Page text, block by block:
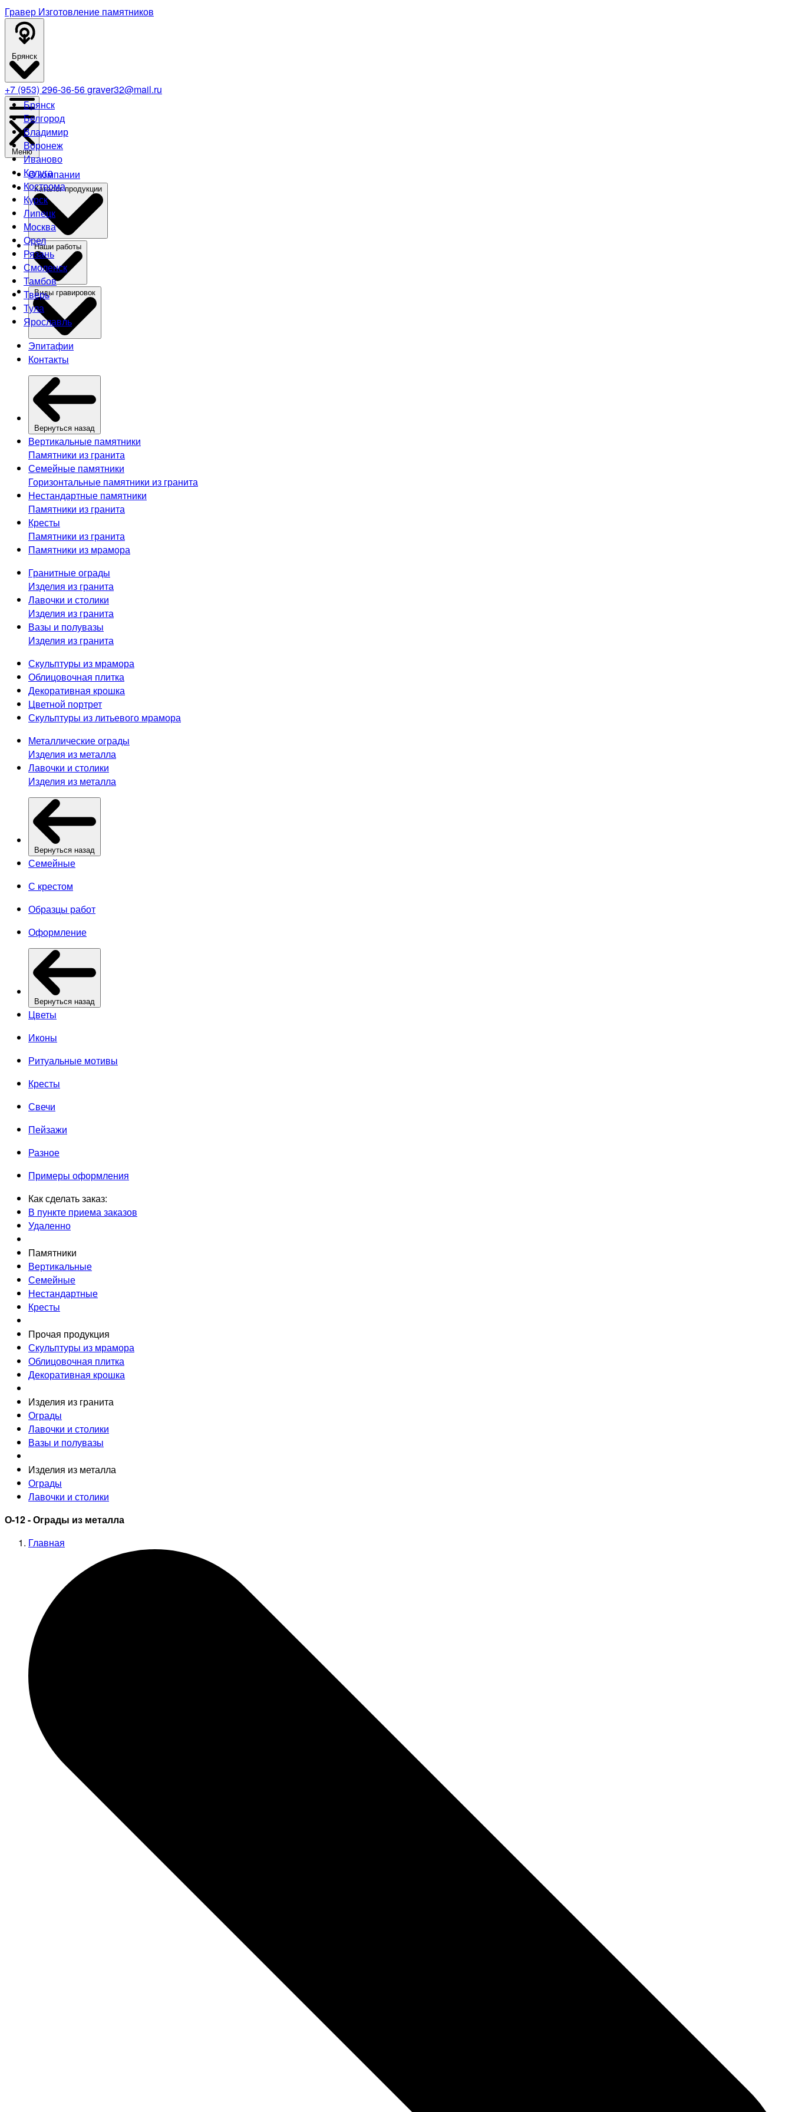
Гравер Изготовление памятников
Брянск
Брянск
Белгород
Владимир
Воронеж
Иваново
Калуга
Кострома
Курск
Липецк
Москва
Орел
Рязань
Смоленск
Тамбов
Тверь
Тула
Ярославль
+7 (953) 296-36-56graver32@mail.ru
Меню
О компании
Эпитафии
Контакты
Вернуться назад
Вертикальные памятники
Памятники из гранита
Семейные памятники
Горизонтальные памятники из гранита
Нестандартные памятники
Памятники из гранита
Кресты
Памятники из гранита
Памятники из мрамора
Гранитные ограды
Изделия из гранита
Лавочки и столики
Изделия из гранита
Вазы и полувазы
Изделия из гранита
Скульптуры из мрамора
Облицовочная плитка
Декоративная крошка
Цветной портрет
Скульптуры из литьевого мрамора
Металлические ограды
Изделия из металла
Лавочки и столики
Изделия из металла
Вернуться назад
Семейные
С крестом
Образцы работ
Оформление
Вернуться назад
Цветы
Иконы
Ритуальные мотивы
Кресты
Свечи
Пейзажи
Разное
Примеры оформления
Как сделать заказ:
В пункте приема заказов
Удаленно
Памятники
Вертикальные
Семейные
Нестандартные
Кресты
Прочая продукция
Скульптуры из мрамора
Облицовочная плитка
Декоративная крошка
Изделия из гранита
Ограды
Лавочки и столики
Вазы и полувазы
Изделия из металла
Ограды
Лавочки и столики
О-12 - Ограды из металла
Главная